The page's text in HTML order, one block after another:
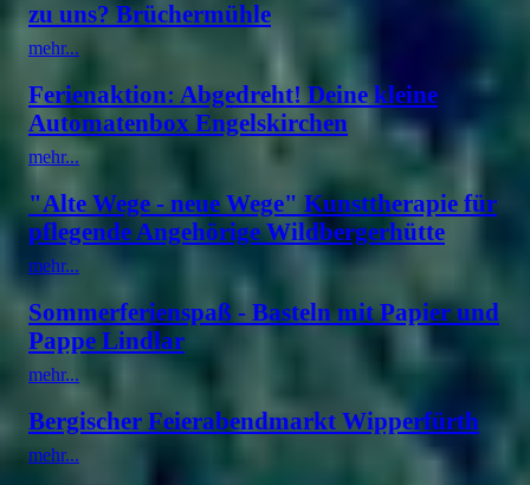
zu uns? Brüchermühle
mehr...
Ferienaktion: Abgedreht! Deine kleine
Automatenbox Engelskirchen
mehr...
"Alte Wege - neue Wege" Kunsttherapie für
pflegende Angehörige Wildbergerhütte
mehr...
Sommerferienspaß - Basteln mit Papier und
Pappe Lindlar
mehr...
Bergischer Feierabendmarkt Wipperfürth
mehr...